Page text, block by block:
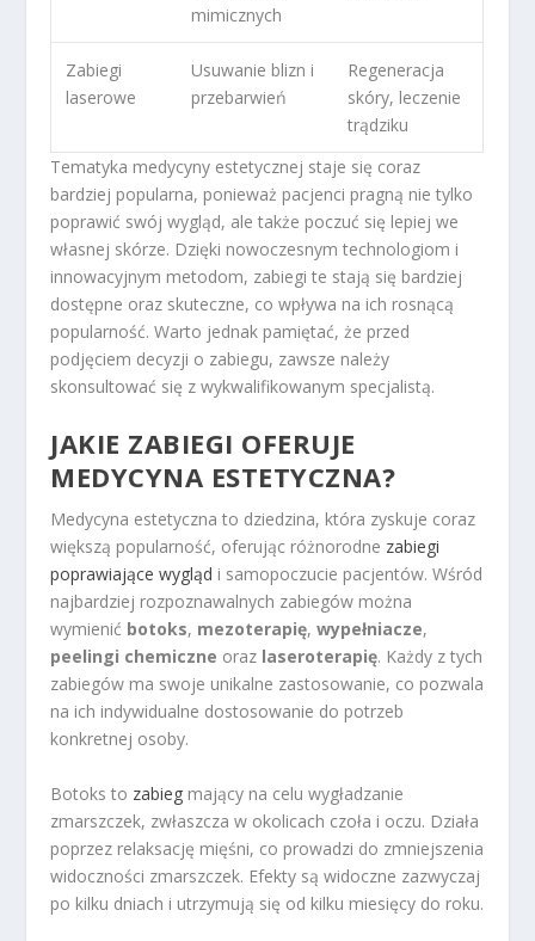
mimicznych
Zabiegi
laserowe
Usuwanie blizn i
przebarwień
Regeneracja
skóry, leczenie
trądziku
Tematyka medycyny estetycznej staje się coraz
bardziej popularna, ponieważ pacjenci pragną nie tylko
poprawić swój wygląd, ale także poczuć się lepiej we
własnej skórze. Dzięki nowoczesnym technologiom i
innowacyjnym metodom, zabiegi te stają się bardziej
dostępne oraz skuteczne, co wpływa na ich rosnącą
popularność. Warto jednak pamiętać, że przed
podjęciem decyzji o zabiegu, zawsze należy
skonsultować się z wykwalifikowanym specjalistą.
JAKIE ZABIEGI OFERUJE
MEDYCYNA ESTETYCZNA?
Medycyna estetyczna to dziedzina, która zyskuje coraz
większą popularność, oferując różnorodne zabiegi
poprawiające wygląd i samopoczucie pacjentów. Wśród
najbardziej rozpoznawalnych zabiegów można
wymienić botoks, mezoterapię,wypełniacze,
peelingi chemiczne oraz laseroterapię. Każdy z tych
zabiegów ma swoje unikalne zastosowanie, co pozwala
na ich indywidualne dostosowanie do potrzeb
konkretnej osoby.
Botoks to zabieg mający na celu wygładzanie
zmarszczek, zwłaszcza w okolicach czoła i oczu. Działa
poprzez relaksację mięśni, co prowadzi do zmniejszenia
widoczności zmarszczek. Efekty są widoczne zazwyczaj
po kilku dniach i utrzymują się od kilku miesięcy do roku.